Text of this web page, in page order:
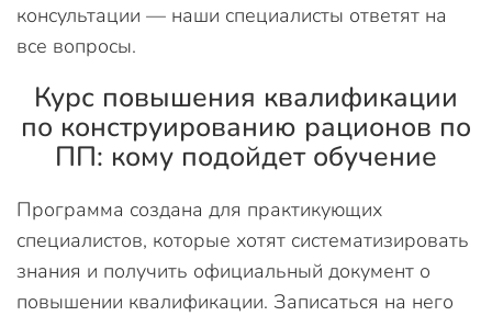
консультации — наши специалисты ответят на
все вопросы.
Курс повышения квалификации
по конструированию рационов по
ПП: кому подойдет обучение
Программа создана для практикующих
специалистов, которые хотят систематизировать
знания и получить официальный документ о
повышении квалификации. Записаться на него